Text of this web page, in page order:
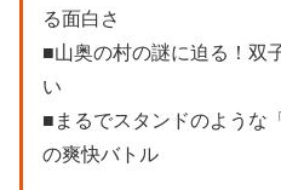
る面白さ
■山奥の村の謎に迫る！双
い
■まるでスタンドのような
の爽快バトル